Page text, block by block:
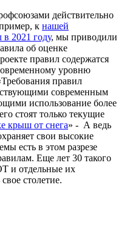
действительно
к нашей
2021 году, мы приводили
об оценке
правил содержатся
уровню
правил
современным
использование более
стоят только текущие
крыш от снега» - А ведь
свои высокие
есть в этом разрезе
Еще лет 30 такого
и отдельные их
столетие.